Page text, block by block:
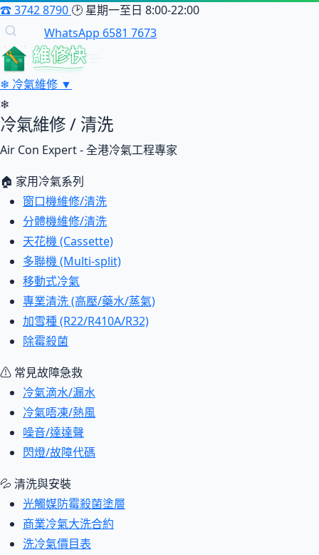
☎3742 8790 🕑 星期一至日 8:00-22:00
WhatsApp 6581 7673
維修快
❄ 冷氣維修 ▼
❄
冷氣維修 / 清洗
Air Con Expert - 全港冷氣工程專家
🏠 家用冷氣系列
窗口機維修/清洗
分體機維修/清洗
天花機 (Cassette)
多聯機 (Multi-split)
移動式冷氣
專業清洗 (高壓/藥水/蒸氣)
加雪種 (R22/R410A/R32)
除霉殺菌
⚠ 常見故障急救
冷氣滴水/漏水
冷氣唔凍/熱風
噪音/達達聲
閃燈/故障代碼
💦 清洗與安裝
光觸媒防霉殺菌塗層
商業冷氣大洗合約
洗冷氣價目表